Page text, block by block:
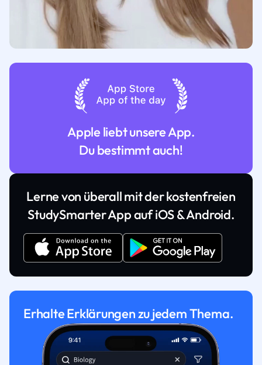
Apple liebt unsere App.
Du bestimmt auch!
Lerne von überall mit der kostenfreien
StudySmarter App auf iOS & Android.
Erhalte Erklärungen zu jedem Thema.